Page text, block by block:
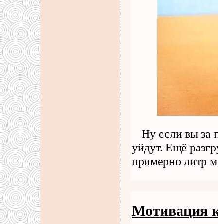
Ну если вы за
уйдут. Ещё
примерно литр
Мотивация